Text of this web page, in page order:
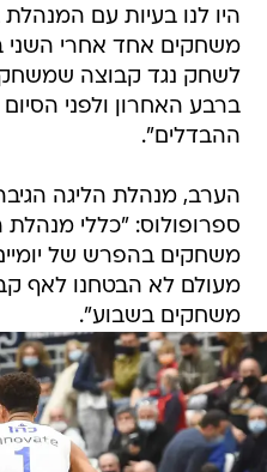
היו לנו בעיות עם
משחקים אחד אחרי השני
לשחק נגד קבוצה
ברבע האחרון ולפני
ההבדלים".
הערב, מנהלת הליגה
ספרופולוס: "כללי
משחקים בהפרש של
מעולם לא הבטחנו לאף
משחקים בשבוע".